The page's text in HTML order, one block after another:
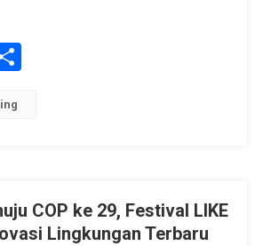
Share
COP ke 29, Festival LIKE
Lingkungan Terbaru